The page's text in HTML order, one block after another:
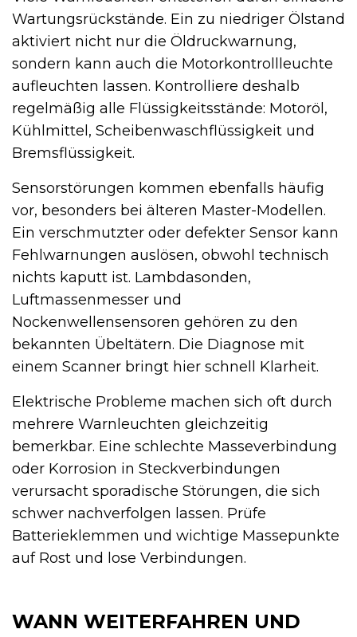
Wartungsrückstände. Ein zu niedriger Ölstand
aktiviert nicht nur die Öldruckwarnung,
sondern kann auch die Motorkontrollleuchte
aufleuchten lassen. Kontrolliere deshalb
regelmäßig alle Flüssigkeitsstände: Motoröl,
Kühlmittel, Scheibenwaschflüssigkeit und
Bremsflüssigkeit.
Sensorstörungen kommen ebenfalls häufig
vor, besonders bei älteren Master-Modellen.
Ein verschmutzter oder defekter Sensor kann
Fehlwarnungen auslösen, obwohl technisch
nichts kaputt ist. Lambdasonden,
Luftmassenmesser und
Nockenwellensensoren gehören zu den
bekannten Übeltätern. Die Diagnose mit
einem Scanner bringt hier schnell Klarheit.
Elektrische Probleme machen sich oft durch
mehrere Warnleuchten gleichzeitig
bemerkbar. Eine schlechte Masseverbindung
oder Korrosion in Steckverbindungen
verursacht sporadische Störungen, die sich
schwer nachverfolgen lassen. Prüfe
Batterieklemmen und wichtige Massepunkte
auf Rost und lose Verbindungen.
WANN WEITERFAHREN UND